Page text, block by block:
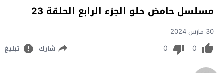
مسلسل حامض حلو الجزء الرابع الحلقة 23
30 مارس 2024
0
0 شارك تبليغ